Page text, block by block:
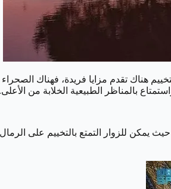
هناك تقدم مزايا فريدة، فهناك
بالمناظر الطبيعية الخلابة من الأعلى.
يمكن للزوار التمتع بالتخييم على